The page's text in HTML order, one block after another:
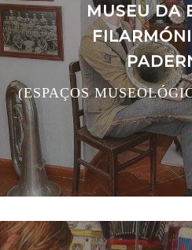
MUSEU DA
(ESPAÇOS